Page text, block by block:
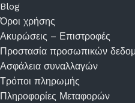
Blog
Όροι χρήσης
Ακυρώσεις – Επιστροφές
Προστασία προσωπικών
Ασφάλεια συναλλαγών
Τρόποι πληρωμής
Πληροφορίες Μεταφορών